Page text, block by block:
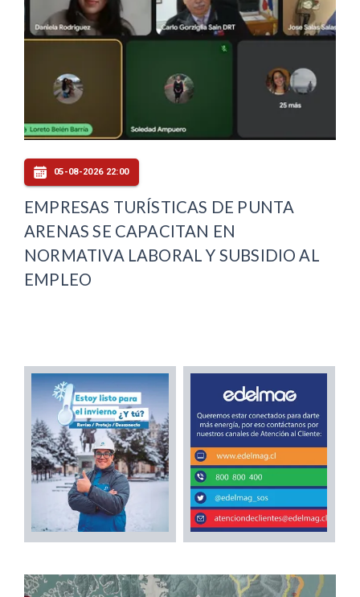
05-08-2026 22:00
EMPRESAS TURÍSTICAS DE PUNTA
ARENAS SE CAPACITAN EN
NORMATIVA LABORAL Y SUBSIDIO AL
EMPLEO